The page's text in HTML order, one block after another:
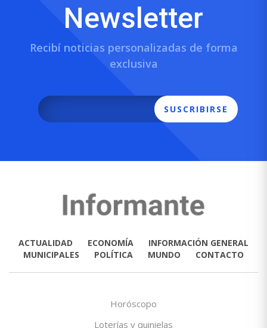
Newsletter
Recibí noticias personalizadas de forma
exclusiva
SUSCRIBIRSE
ACTUALIDAD ECONOMÍA
INFORMACIÓN GENERAL
MUNICIPALES
POLÍTICA MUNDO CONTACTO
Horóscopo
Loterías y quinielas